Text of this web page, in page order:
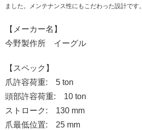
ました。メンテナンス性にもこだわった設計です。
【メーカー名】
今野製作所 イーグル
【スペック】
爪許容荷重: 5 ton
頭部許容荷重: 10 ton
ストローク: 130 mm
爪最低位置: 25 mm